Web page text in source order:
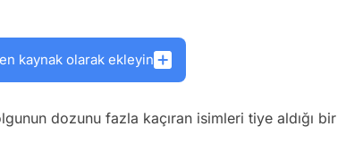
kaynak olarak ekleyin
dozunu fazla kaçıran isimleri tiye aldığı bir